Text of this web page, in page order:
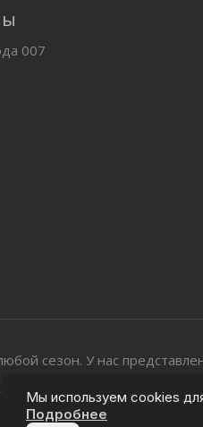
007
сезон. У нас
создание сайтов
penSite.Center
Мы используем cookies
Подробнее